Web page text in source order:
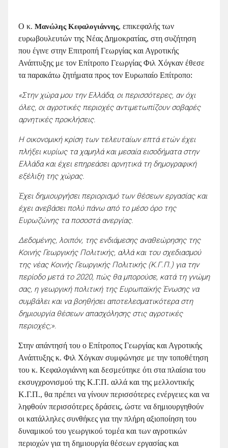
Ο κ. Μανώλης Κεφαλογιάννης, επικεφαλής των
ευρωβουλευτών της Νέας Δημοκρατίας, στη συζήτηση
που έγινε στην Επιτροπή Γεωργίας και Αγροτικής
Ανάπτυξης με τον Επίτροπο Γεωργίας Φιλ Χόγκαν έθεσε
τα παρακάτω ζητήματα προς τον Ευρωπαίο Επίτροπο:
«Στην χώρα μου την Ελλάδα, οι περισσότερες, αν όχι
όλες, οι αγροτικές περιοχές αντιμετωπίζουν σοβαρές
αρνητικές προκλήσεις.
Η οικονομική κρίση των τελευταίων επτά ετών έχει
πλήξει κυρίως τα χαμηλά και μεσαία εισοδήματα στην
Ελλάδα και έχει επηρεάσει αρνητικά τη δημογραφική
εξέλιξη της χώρας.
Έχει δημιουργήσει περιορισμό των θέσεων εργασίας και
έχει ανεβάσει πολύ πάνω από το μέσο όρο της
Ευρωζώνης τα ποσοστά ανεργίας.
Δεδομένης, λοιπόν, της ενδιάμεσης αναθεώρησης της
Κοινής Γεωργικής Πολιτικής, αλλά και του σχεδιασμού
της νέας Κοινής Γεωργικής Πολιτικής (Κ.Γ.Π.) για την
περίοδο μετά το 2020, πώς θα μπορούσε, κατά τη γνώμη
σας, η γεωργική πολιτική της Ευρωπαϊκής Ένωσης να
συμβάλει και να βοηθήσει αποτελεσματικότερα στη
δημιουργία θέσεων απασχόλησης στις αγροτικές
περιοχές;».
Στην απάντησή του ο Επίτροπος Γεωργίας και Αγροτικής
Ανάπτυξης κ. Φιλ Χόγκαν συμφώνησε με την τοποθέτηση
του κ. Κεφαλογιάννη και δεσμεύτηκε ότι στα πλαίσια του
εκσυγχρονισμού της Κ.Γ.Π. αλλά και της μελλοντικής
Κ.Γ.Π., θα πρέπει να γίνουν περισσότερες ενέργειες και να
ληφθούν περισσότερες δράσεις, ώστε να δημιουργηθούν
οι κατάλληλες συνθήκες για την πλήρη αξιοποίηση του
δυναμικού του γεωργικού τομέα και των αγροτικών
περιοχών για τη δημιουργία θέσεων εργασίας και